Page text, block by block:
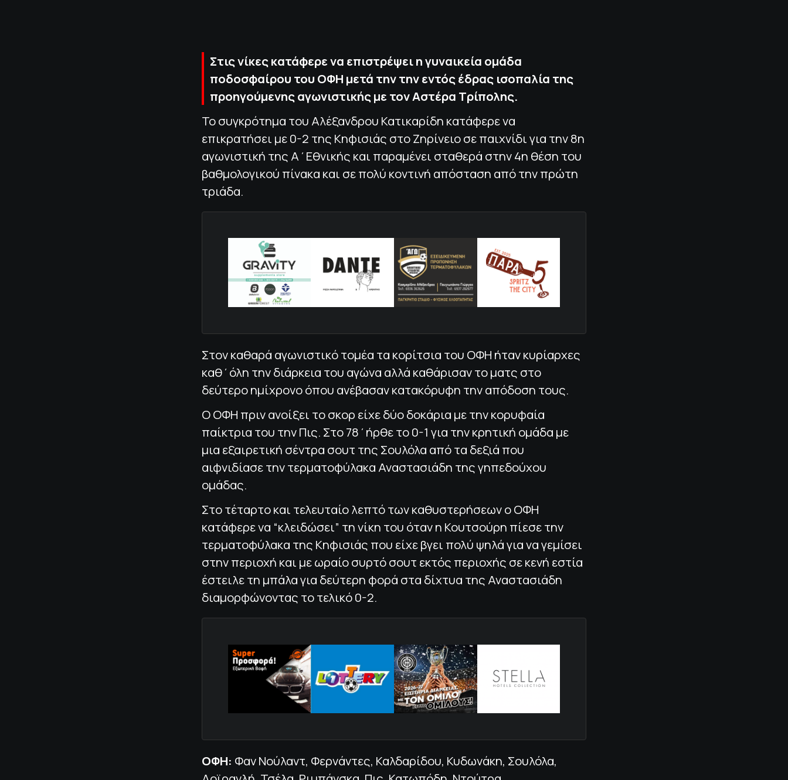
Στις νίκες κατάφερε να επιστρέψει η γυναικεία ομάδα
ποδοσφαίρου του ΟΦΗ μετά την την εντός έδρας ισοπαλία της
προηγούμενης αγωνιστικής με τον Αστέρα Τρίπολης.
Το συγκρότημα του Αλέξανδρου Κατικαρίδη κατάφερε να
επικρατήσει με 0-2 της Κηφισιάς στο Ζηρίνειο σε παιχνίδι για την 8η
αγωνιστική της Α΄Εθνικής και παραμένει σταθερά στην 4η θέση του
βαθμολογικού πίνακα και σε πολύ κοντινή απόσταση από την πρώτη
τριάδα.
Στον καθαρά αγωνιστικό τομέα τα κορίτσια του ΟΦΗ ήταν κυρίαρχες
καθ΄όλη την διάρκεια του αγώνα αλλά καθάρισαν το ματς στο
δεύτερο ημίχρονο όπου ανέβασαν κατακόρυφη την απόδοση τους.
Ο ΟΦΗ πριν ανοίξει το σκορ είχε δύο δοκάρια με την κορυφαία
παίκτρια του την Πις. Στο 78΄ήρθε το 0-1 για την κρητική ομάδα με
μια εξαιρετική σέντρα σουτ της Σουλόλα από τα δεξιά που
αιφνιδίασε την τερματοφύλακα Αναστασιάδη της γηπεδούχου
ομάδας.
Στο τέταρτο και τελευταίο λεπτό των καθυστερήσεων ο ΟΦΗ
κατάφερε να “κλειδώσει” τη νίκη του όταν η Κουτσούρη πίεσε την
τερματοφύλακα της Κηφισιάς που είχε βγει πολύ ψηλά για να γεμίσει
στην περιοχή και με ωραίο συρτό σουτ εκτός περιοχής σε κενή εστία
έστειλε τη μπάλα για δεύτερη φορά στα δίχτυα της Αναστασιάδη
διαμορφώνοντας το τελικό 0-2.
ΟΦΗ: Φαν Νούλαντ, Φερνάντες, Καλδαρίδου, Κυδωνάκη, Σουλόλα,